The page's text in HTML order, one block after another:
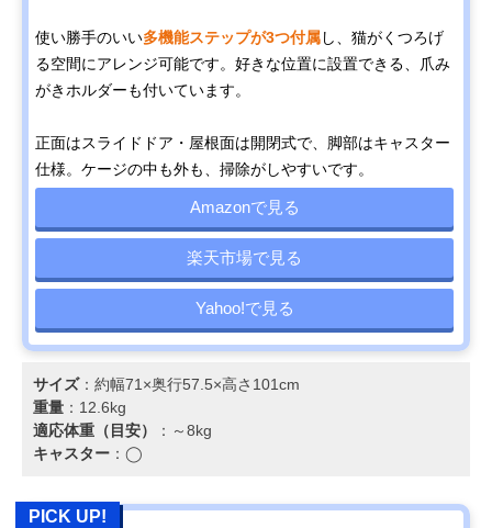
使い勝手のいい多機能ステップが3つ付属し、猫がくつろげ
る空間にアレンジ可能です。好きな位置に設置できる、爪み
がきホルダーも付いています。
正面はスライドドア・屋根面は開閉式で、脚部はキャスター
仕様。ケージの中も外も、掃除がしやすいです。
Amazonで見る
楽天市場で見る
Yahoo!で見る
サイズ：約幅71×奥行57.5×高さ101cm
重量 ：12.6kg
適応体重（目安）
：～8kg
キャスター ：◯
PICK UP!